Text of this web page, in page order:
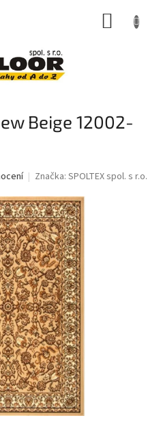
Beige 12002-
Značka: SPOLTEX spol. s r.o.